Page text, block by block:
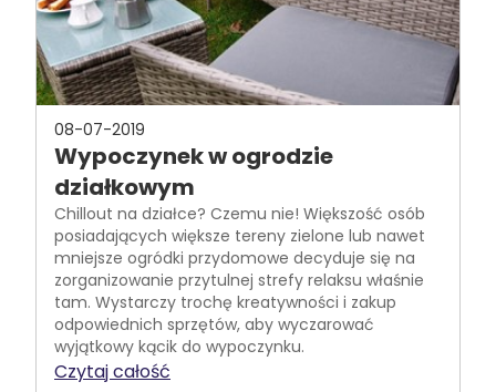
08-07-2019
Wypoczynek w ogrodzie
działkowym
Chillout na działce? Czemu nie! Większość osób
posiadających większe tereny zielone lub nawet
mniejsze ogródki przydomowe decyduje się na
zorganizowanie przytulnej strefy relaksu właśnie
tam. Wystarczy trochę kreatywności i zakup
odpowiednich sprzętów, aby wyczarować
wyjątkowy kącik do wypoczynku.
Czytaj całość